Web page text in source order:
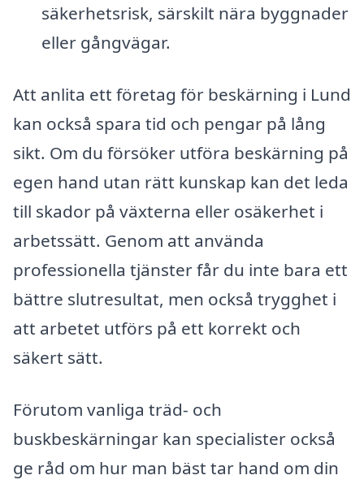
säkerhetsrisk, särskilt nära byggnader
eller gångvägar.
Att anlita ett företag för beskärning i Lund
kan också spara tid och pengar på lång
sikt. Om du försöker utföra beskärning på
egen hand utan rätt kunskap kan det leda
till skador på växterna eller osäkerhet i
arbetssätt. Genom att använda
professionella tjänster får du inte bara ett
bättre slutresultat, men också trygghet i
att arbetet utförs på ett korrekt och
säkert sätt.
Förutom vanliga träd- och
buskbeskärningar kan specialister också
ge råd om hur man bäst tar hand om din